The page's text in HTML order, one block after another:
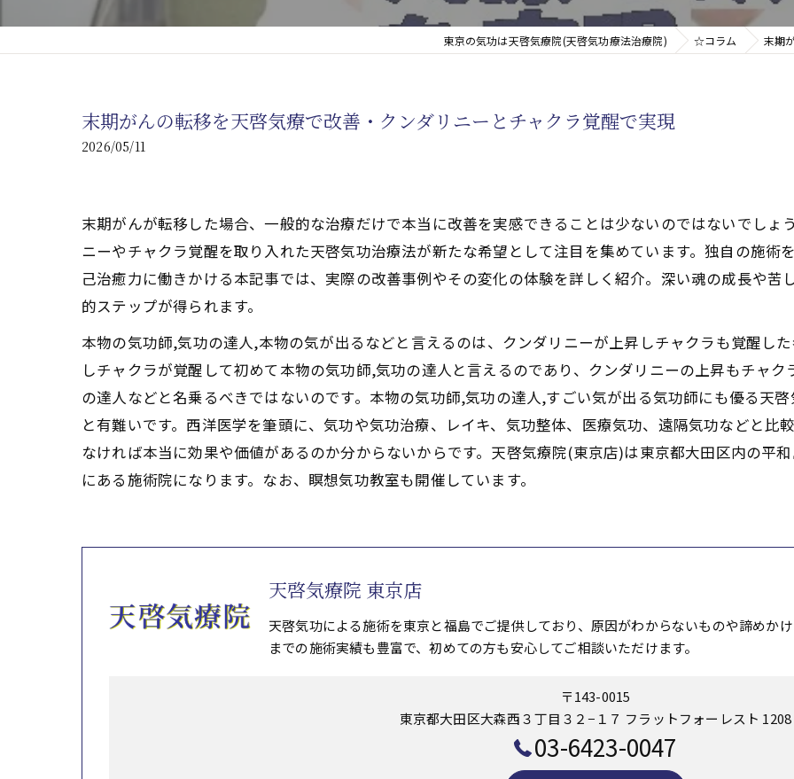
肝臓疾患の原因と症状を解明及び緩解法
心臓の疾患
腎臓の疾患
東京の気功は天啓気療院(天啓気功療法治療院) ☆コラム 末期
末期がんの転移を天啓気療で改善・クンダリニーとチャクラ覚醒で実現
2026/05/11
末期がんが転移した場合、一般的な治療だけで本当に改善を実感できることは少ないのではないでし
ニーやチャクラ覚醒を取り入れた天啓気功治療法が新たな希望として注目を集めています。独自の施術
己治癒力に働きかける本記事では、実際の改善事例やその変化の体験を詳しく紹介。深い魂の成長や
的ステップが得られます。
本物の気功師,気功の達人,本物の気が出るなどと言えるのは、クンダリニーが上昇しチャクラも覚醒し
しチャクラが覚醒して初めて本物の気功師,気功の達人と言えるのであり、クンダリニーの上昇もチャ
の達人などと名乗るべきではないのです。本物の気功師,気功の達人,すごい気が出る気功師にも優る天
と有難いです。西洋医学を筆頭に、気功や気功治療、レイキ、気功整体、医療気功、遠隔気功などと比
なければ本当に効果や価値があるのか分からないからです。天啓気療院(東京店)は東京都大田区内の平
にある施術院になります。なお、瞑想気功教室も開催しています。
天啓気療院 東京店
天啓気功による施術を東京と福島でご提供しており、原因がわからないものや諦めか
までの施術実績も豊富で、初めての方も安心してご相談いただけます。
〒143-0015
東京都大田区大森西３丁目３２−１７ フラットフォーレスト 1208
03-6423-0047